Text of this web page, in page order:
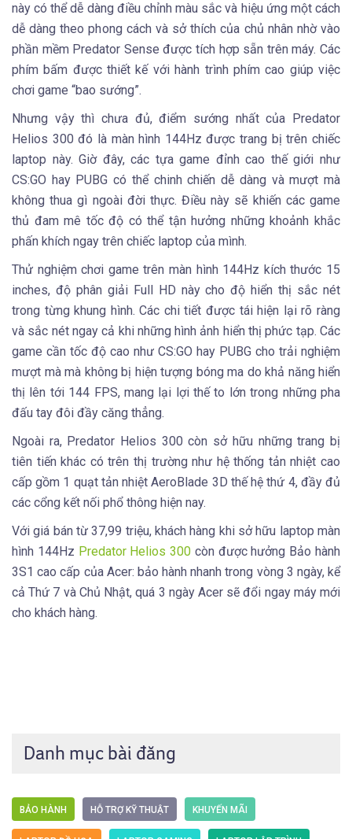
này có thể dễ dàng điều chỉnh màu sắc và hiệu ứng một cách
dễ dàng theo phong cách và sở thích của chủ nhân nhờ vào
phần mềm Predator Sense được tích hợp sẵn trên máy. Các
phím bấm được thiết kế với hành trình phím cao giúp việc
chơi game “bao sướng”.
Nhưng vậy thì chưa đủ, điểm sướng nhất của Predator
Helios 300 đó là màn hình 144Hz được trang bị trên chiếc
laptop này. Giờ đây, các tựa game đỉnh cao thế giới như
CS:GO hay PUBG có thể chinh chiến dễ dàng và mượt mà
không thua gì ngoài đời thực. Điều này sẽ khiến các game
thủ đam mê tốc độ có thể tận hưởng những khoảnh khắc
phấn khích ngay trên chiếc laptop của mình.
Thử nghiệm chơi game trên màn hình 144Hz kích thước 15
inches, độ phân giải Full HD này cho độ hiển thị sắc nét
trong từng khung hình. Các chi tiết được tái hiện lại rõ ràng
và sắc nét ngay cả khi những hình ảnh hiển thị phức tạp. Các
game cần tốc độ cao như CS:GO hay PUBG cho trải nghiệm
mượt mà mà không bị hiện tượng bóng ma do khả năng hiển
thị lên tới 144 FPS, mang lại lợi thế to lớn trong những pha
đấu tay đôi đầy căng thẳng.
Ngoài ra, Predator Helios 300 còn sở hữu những trang bị
tiên tiến khác có trên thị trường như hệ thống tản nhiệt cao
cấp gồm 1 quạt tản nhiệt AeroBlade 3D thế hệ thứ 4, đầy đủ
các cổng kết nối phổ thông hiện nay.
Với giá bán từ 37,99 triệu, khách hàng khi sở hữu laptop màn
hình 144Hz Predator Helios 300 còn được hưởng Bảo hành
3S1 cao cấp của Acer: bảo hành nhanh trong vòng 3 ngày, kể
cả Thứ 7 và Chủ Nhật, quá 3 ngày Acer sẽ đổi ngay máy mới
cho khách hàng.
Danh mục bài đăng
BẢO HÀNH HỖ TRỢ KỸ THUẬT KHUYẾN MÃI